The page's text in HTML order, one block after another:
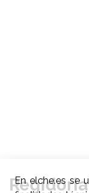
En elche.es se